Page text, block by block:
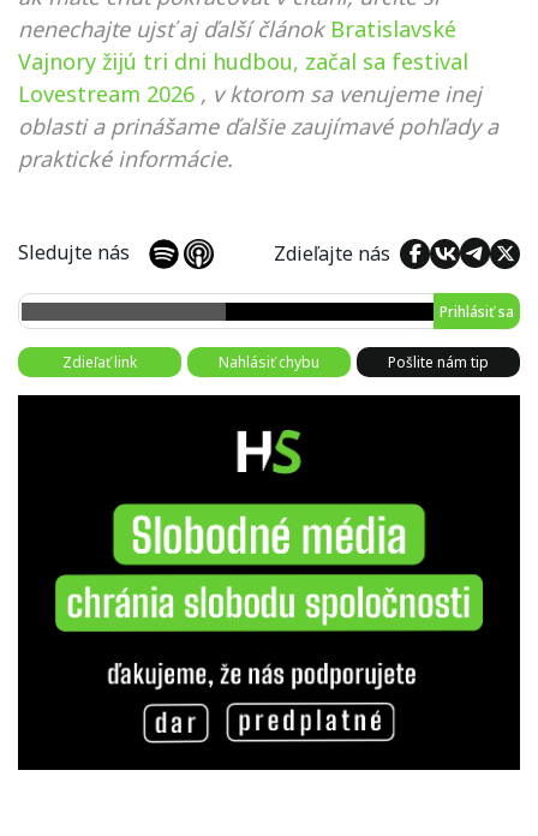
nenechajte ujsť aj ďalší článok Bratislavské
Vajnory žijú tri dni hudbou, začal sa festival
Lovestream 2026 , v ktorom sa venujeme inej
oblasti a prinášame ďalšie zaujímavé pohľady a
praktické informácie.
Sledujte nás Zdieľajte nás
Prihlásiť sa
Zdieľať link Nahlásiť chybu Pošlite nám tip